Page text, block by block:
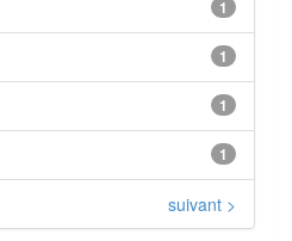
1
1
1
1
suivant >